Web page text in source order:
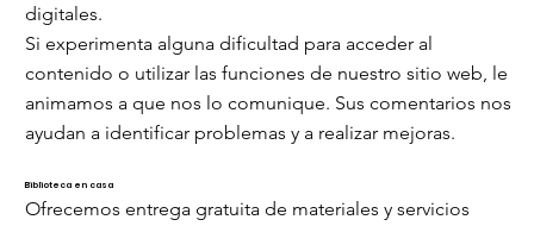
digitales.
Si experimenta alguna dificultad para acceder al
contenido o utilizar las funciones de nuestro sitio web, le
animamos a que nos lo comunique. Sus comentarios nos
ayudan a identificar problemas y a realizar mejoras.
Biblioteca en casa
Ofrecemos entrega gratuita de materiales y servicios